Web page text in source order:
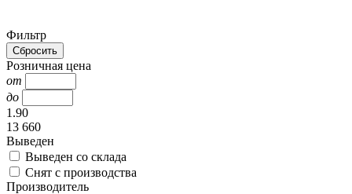
Фильтр
Розничная цена
от
до
1.90
13 660
Выведен
Выведен со склада
Снят с производства
Производитель